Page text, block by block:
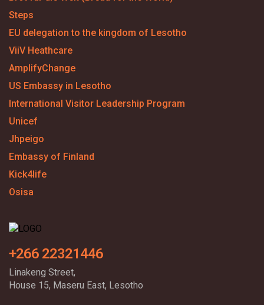
Steps
EU delegation to the kingdom of Lesotho
ViiV Heathcare
AmplifyChange
US Embassy in Lesotho
International Visitor Leadership Program
Unicef
Jhpeigo
Embassy of Finland
Kick4life
Osisa
+266 22321446
Linakeng Street,
House 15, Maseru East, Lesotho